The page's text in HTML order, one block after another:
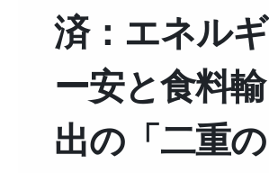
済：エネルギ
ー安と食料輸
出の「二重の